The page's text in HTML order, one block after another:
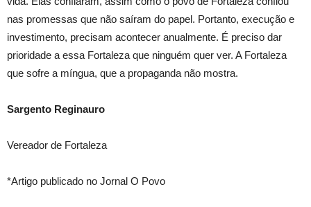
nas promessas que não saíram do papel. Portanto, execução e
investimento, precisam acontecer anualmente. É preciso dar
prioridade a essa Fortaleza que ninguém quer ver. A Fortaleza
que sofre a míngua, que a propaganda não mostra.
Sargento Reginauro
Vereador de Fortaleza
*Artigo publicado no Jornal O Povo